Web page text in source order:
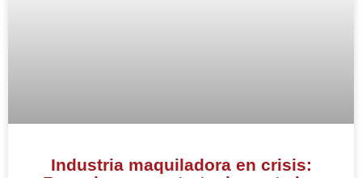
Industria maquiladora en crisis: